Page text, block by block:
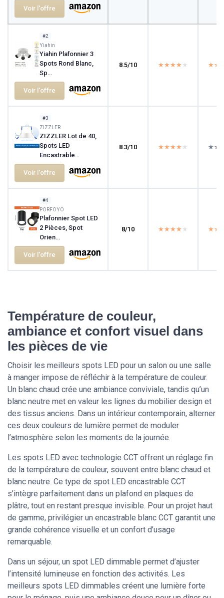
Voir l'offre
#2
Yiahin
Yiahin Plafonnier 3
Spots Rond Blanc,
Sp...
Voir l'offre
8.5/10 ★★★★★
★★★★★
#3
ZIZZLER
ZIZZLER Lot de 40,
Spots LED
Encastrable...
Voir l'offre
8.3/10 ★★★★★
★★★★★
#4
PORFOYO
Plafonnier Spot LED
2 Pièces, Spot
Orien...
Voir l'offre
8/10 ★★★★★
★★★★★
Température de couleur,
ambiance et confort visuel dans
les pièces de vie
Choisir les meilleurs spots LED pour un salon ou une salle
à manger impose de réfléchir à la température de couleur.
Un blanc chaud crée une ambiance conviviale, tandis qu’un
blanc neutre met en valeur les lignes du mobilier design et
des tissus anciens. Dans un intérieur contemporain, alterner
ces deux couleurs de lumière permet de moduler
l’atmosphère selon les moments de la journée.
Les spots LED avec technologie CCT offrent un réglage fin
de la température de couleur, souvent entre blanc chaud et
blanc neutre. Ce type de spot LED encastrable CCT
s’intègre parfaitement dans un plafond en plaques de
plâtre, tout en restant presque invisible. Pour un projet haut
de gamme, privilégier un encastrable blanc CCT garantit une
grande cohérence visuelle et un confort d’usage
remarquable.
Dans un séjour, un spot LED dimmable permet d’ajuster
l’intensité lumineuse en fonction des activités. Les
meilleurs spots LED dimmables créent une lumière forte